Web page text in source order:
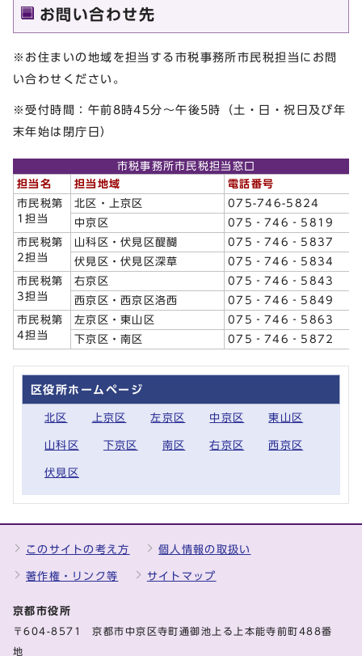
お問い合わせ先
※お住まいの地域を担当する市税事務所市民税担当にお問
い合わせください。
※受付時間：午前8時45分～午後5時（土・日・祝日及び年
末年始は閉庁日）
市税事務所市民税担当窓口
担当名
担当地域
電話番号
市民税第
1担当
北区・上京区
075-746-5824
中京区
075‐746‐5819
市民税第
2担当
山科区・伏見区醍醐
075‐746‐5837
伏見区・伏見区深草
075‐746‐5834
市民税第
3担当
右京区
075‐746‐5843
西京区・西京区洛西
075‐746‐5849
市民税第
4担当
左京区・東山区
075‐746‐5863
下京区・南区
075‐746‐5872
区役所ホームページ
北区 上京区 左京区 中京区 東山区
山科区 下京区 南区 右京区 西京区
伏見区
このサイトの考え方 個人情報の取扱い
著作権・リンク等 サイトマップ
京都市役所
〒604-8571 京都市中京区寺町通御池上る上本能寺前町488番
地